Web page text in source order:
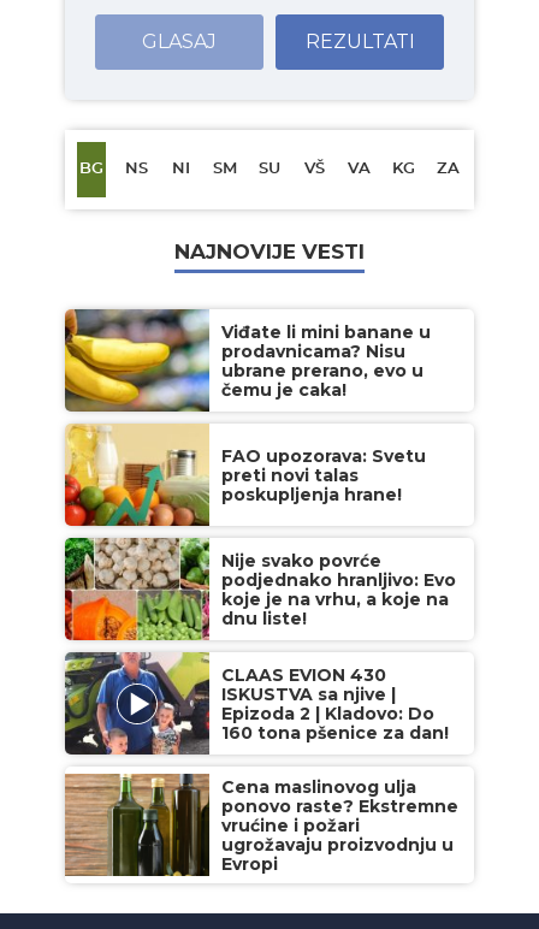
GLASAJ REZULTATI
BG NS NI SM SU VŠ VA KG ZA
NAJNOVIJE VESTI
Viđate li mini banane u
prodavnicama? Nisu
ubrane prerano, evo u
čemu je caka!
FAO upozorava: Svetu
preti novi talas
poskupljenja hrane!
Nije svako povrće
podjednako hranljivo: Evo
koje je na vrhu, a koje na
dnu liste!
CLAAS EVION 430
ISKUSTVA sa njive |
Epizoda 2 | Kladovo: Do
160 tona pšenice za dan!
Cena maslinovog ulja
ponovo raste? Ekstremne
vrućine i požari
ugrožavaju proizvodnju u
Evropi